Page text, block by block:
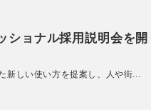
ショナル採用説明会を開
新しい使い方を提案し、人や街...